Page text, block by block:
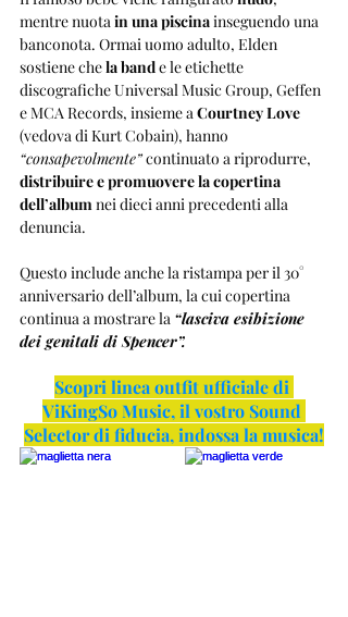
mentre nuota in una piscina inseguendo una
banconota. Ormai uomo adulto, Elden
sostiene che la band e le etichette
discografiche Universal Music Group, Geffen
e MCA Records, insieme a Courtney Love
(vedova di Kurt Cobain), hanno
“consapevolmente” continuato a riprodurre,
distribuire e promuovere la copertina
dell’album nei dieci anni precedenti alla
denuncia.
Questo include anche la ristampa per il 30°
anniversario dell’album, la cui copertina
continua a mostrare la “lasciva esibizione
dei genitali di Spencer”.
Scopri linea outfit ufficiale di
ViKingSo Music, il vostro Sound
Selector di fiducia, indossa la musica!